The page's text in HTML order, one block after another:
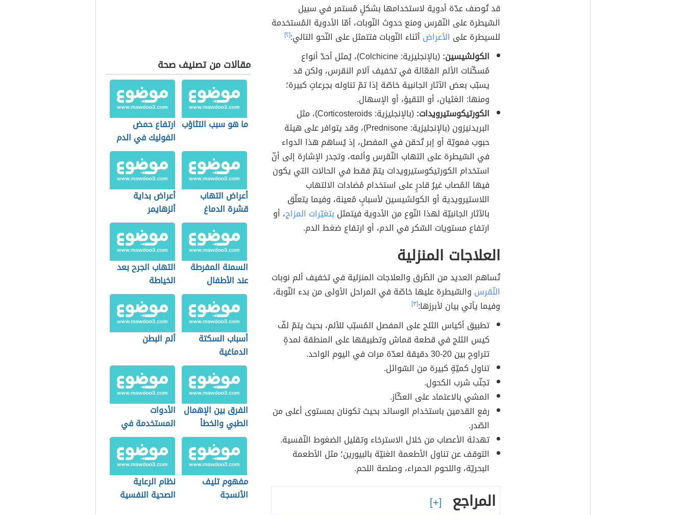
قد تُوصف عدّة أدوية لاستخدامها بشكلٍ مُستمر في سبيل
السّيطرة على النّقرس ومنع حدوث النّوبات، أمّا الأدوية المُستخدمة
للسيطرة على الأعراض أثناء النّوبات فتتمثل على النّحو التالي:[٢]
الكولشيسين:
(بالإنجليزية: Colchicine)، يُمثل أحدّ أنواع
مُسكّنات الألم الفعّالة في تخفيف آلام النقرس، ولكن قد
يسبّب بعض الآثار الجانبية خاصّة إذا تمّ تناوله بجرعاتٍ كبيرة؛
ومنها: الغثيان، أو التقيؤ، أو الإسهال.
الكورتيكوستيرويدات:
(بالإنجليزية: Corticosteroids)، مثل
البريدنيزون (بالإنجليزية: Prednisone)، وقد يتوافر على هيئة
حبوب فمويّة أو إبر تُحقن في المفصل، إذ يُساهم هذا الدواء
في السّيطرة على التهاب النّقرس وألمه، وتجدر الإشارة إلى أنّ
استخدام الكورتيكوستيرويدات يتمّ فقط في الحالات التي يكون
فيها المُصاب غيرُ قادرٍ على استخدام مُضادات الالتهاب
اللاستيرويدية أو الكولشيسين لأسبابٍ مُعينة، وفيما يتعلّق
بالآثار الجانبيّة لهذا النّوع من الأدوية فيتمثل بتغيّرات المزاج، أو
ارتفاع مستويات السّكر في الدم، أو ارتفاع ضغط الدم.
العلاجات المنزلية
تُساهم العديد من الطُرق والعلاجات المنزلية في تخفيف ألم نوبات
النّقرس والسّيطرة عليها خاصّة في المراحل الأولى من بدء النّوبة،
وفيما يأتي بيان لأبرزها:[٣]
تطبيق أكياس الثلج على المفصل المُسبّب للألم، بحيث يتمّ لفّ
كيس الثلج في قطعة قماش وتطبيقها على المنطقة لمدةٍ
تتراوح بين 20-30 دقيقة لعدّة مرات في اليوم الواحد.
تناول كميّةٍ كبيرة من السّوائل.
تجنّب شرب الكحول.
المشي بالاعتماد على العكّاز.
رفع القدمين باستخدام الوسائد بحيث تكونان بمستوى أعلى من
الصّدر.
تهدئة الأعصاب من خلال الاسترخاء وتقليل الضغوط النّفسية.
التوقف عن تناول الأطعمة الغنيّة بالبيورين؛ مثل الأطعمة
البحريّة، واللحوم الحمراء، وصلصة اللحم.
المراجع
مقالات من تصنيف صحة
ما هو سبب التثاؤب ارتفاع حمض
الفوليك في الدم
أعراض التهاب
قشرة الدماغ
أعراض بداية
ألزهايمر
السمنة المفرطة
عند الأطفال
التهاب الجرح بعد
الخياطة
أسباب السكتة
الدماغية
ألم البطن
الفرق بين الإهمال
الطبي والخطأ
الطبي
الأدوات
المستخدمة في
طب النساء
والتوليد
مفهوم تليف
الأنسجة
نظام الرعاية
الصحية النفسية